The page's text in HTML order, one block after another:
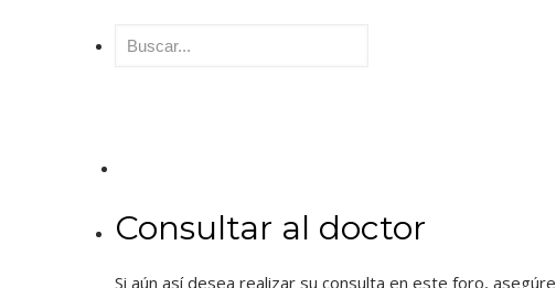
Buscar:
Consultar al doctor
Si aún así desea realizar su consulta en este foro,